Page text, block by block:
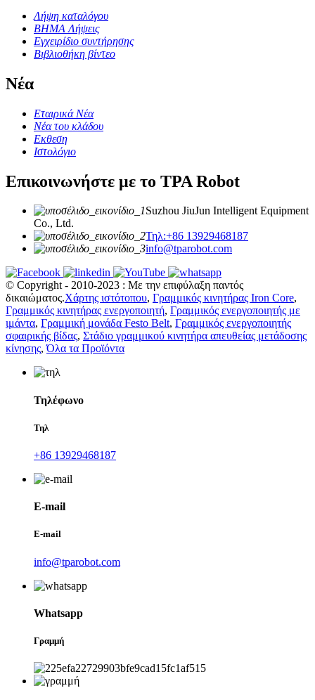
Λήψη καταλόγου
ΒΗΜΑ Λήψεις
Εγχειρίδιο συντήρησης
Βιβλιοθήκη βίντεο
Νέα
Εταιρικά Νέα
Νέα του κλάδου
Εκθεση
Ιστολόγιο
Επικοινωνήστε με το TPA Robot
Suzhou JiuJun Intelligent Equipment
Co., Ltd.
Τηλ:+86 13929468187
info@tparobot.com
© Copyright - 2010-2023 : Με την επιφύλαξη παντός
δικαιώματος.Χάρτης ιστότοπου, Γραμμικός κινητήρας Iron Core,
Γραμμικός κινητήρας ενεργοποιητή, Γραμμικός ενεργοποιητής με
ιμάντα, Γραμμική μονάδα Festo Belt, Γραμμικός ενεργοποιητής
σφαιρικής βίδας, Στάδιο γραμμικού κινητήρα απευθείας μετάδοσης
κίνησης,Όλα τα Προϊόντα
Τηλέφωνο
Τηλ
+86 13929468187
E-mail
E-mail
info@tparobot.com
Whatsapp
Γραμμή